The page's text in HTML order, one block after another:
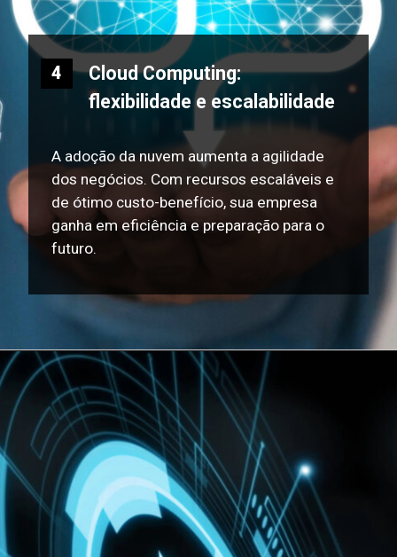
Cloud Computing:
flexibilidade e escalabilidade
A adoção da nuvem aumenta a agilidade
dos negócios. Com recursos escaláveis e
de ótimo custo-benefício, sua empresa
ganha em eficiência e preparação para o
futuro.
4